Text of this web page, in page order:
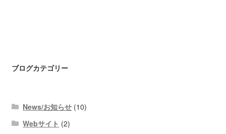
ブログカテゴリー
News/お知らせ (10)
Webサイト (2)